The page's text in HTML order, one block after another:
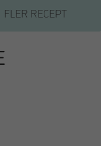
FLER RECEPT